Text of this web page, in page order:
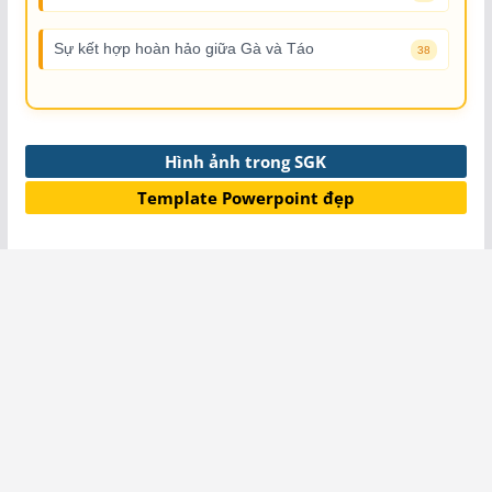
Sự kết hợp hoàn hảo giữa Gà và Táo 38
Hình ảnh trong SGK
Template Powerpoint đẹp